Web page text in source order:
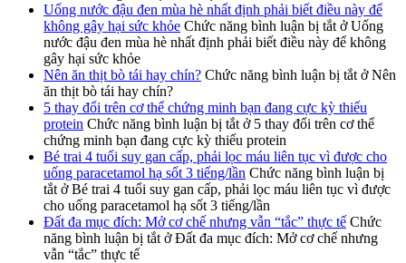
Uống nước đậu đen mùa hè nhất định phải biết điều này để
không gây hại sức khỏe Chức năng bình luận bị tắt ở Uống
nước đậu đen mùa hè nhất định phải biết điều này để không
gây hại sức khỏe
Nên ăn thịt bò tái hay chín? Chức năng bình luận bị tắt ở Nên
ăn thịt bò tái hay chín?
5 thay đổi trên cơ thể chứng minh bạn đang cực kỳ thiếu
protein Chức năng bình luận bị tắt ở 5 thay đổi trên cơ thể
chứng minh bạn đang cực kỳ thiếu protein
Bé trai 4 tuổi suy gan cấp, phải lọc máu liên tục vì được cho
uống paracetamol hạ sốt 3 tiếng/lần Chức năng bình luận bị
tắt ở Bé trai 4 tuổi suy gan cấp, phải lọc máu liên tục vì được
cho uống paracetamol hạ sốt 3 tiếng/lần
Đất đa mục đích: Mở cơ chế nhưng vẫn “tắc” thực tế Chức
năng bình luận bị tắt ở Đất đa mục đích: Mở cơ chế nhưng
vẫn “tắc” thực tế